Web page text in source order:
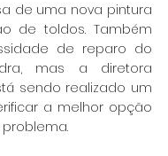
de uma nova pintura
de toldos. Também
de reparo do
mas a diretora
sendo realizado um
a melhor opção